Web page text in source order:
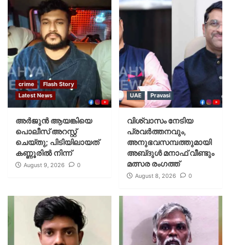
crime
Flash Story
Latest News
അർജുൻ ആയങ്കിയെ
പൊലീസ് അറസ്റ്റ്
ചെയ്‌തു; പിടിയിലായത്
കണ്ണൂരിൽ നിന്ന്
August 9, 2026 0
UAE Pravasi
വിശ്വാസം നേടിയ
പ്രവർത്തനവും,
അനുഭവസമ്പത്തുമായി
അബ്‌ദുൾ മനാഫ് വീണ്ടും
മത്സര രംഗത്ത്
August 8, 2026 0